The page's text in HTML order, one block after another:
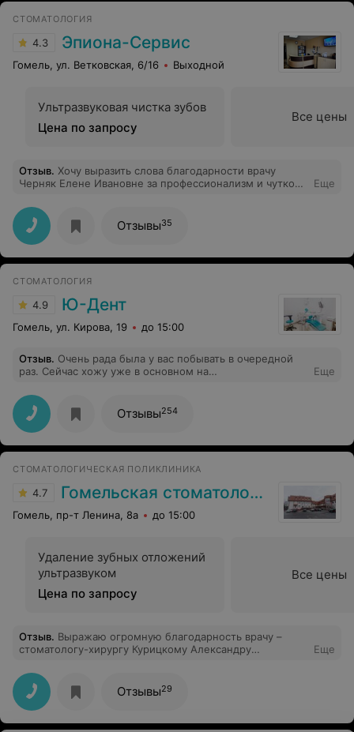
СТОМАТОЛОГИЯ
4.3 Эпиона-Сервис
Гомель, ул. Ветковская, 6/16 Выходной
Ультразвуковая чистка зубов
Цена по запросу
Все цены
Отзыв. Хочу выразить слова благодарности врачу
Черняк Елене Ивановне за профессионализм и чуткое
проделанную работу! Я осталась очень довольна!
Благодарных клиентов и всех Вам благ!
Еще
Отзывы35
СТОМАТОЛОГИЯ
4.9 Ю-Дент
Гомель, ул. Кирова, 19 до 15:00
Отзыв. Очень рада была у вас побывать в очередной
раз. Сейчас хожу уже в основном на
атмосфера и приветливый персонал конечно не
сравнится не с одной клиникой, спасибо вам.
Еще
Отзывы254
СТОМАТОЛОГИЧЕСКАЯ ПОЛИКЛИНИКА
4.7 Гомельская стоматология
Гомель, пр-т Ленина, 8а до 15:00
Удаление зубных отложений
ультразвуком
Цена по запросу
Все цены
Отзыв. Выражаю огромную благодарность врачу –
стоматологу-хирургу Курицкому Александру
тактичное и внимательное отношение к пациенту! Я
очень боюсь лечить зубы, и любой визит к стоматологу
для меня связан с сильным стрессом и
переживаниями. Но в этот раз удаление зуба мудрости
прошло быстро, безболезненно и спокойно. Побольше
Еще
Отзывы29